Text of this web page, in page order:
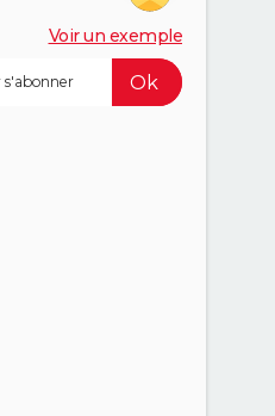
Voir un exemple